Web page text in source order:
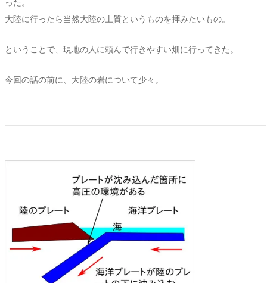
った。
大陸に行ったら当然大陸の土質というものを拝みたいもの。
ということで、現地の人に頼んで行きやすい畑に行ってきた。
今回の話の前に、大陸の岩について少々。